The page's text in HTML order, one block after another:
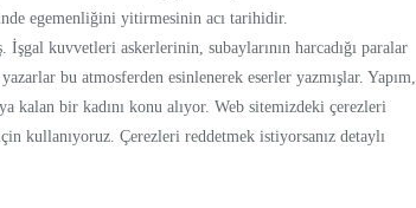
egemenliğini yitirmesinin acı tarihidir.
kuvvetleri askerlerinin, subaylarının harcadığı paralar
bu atmosferden esinlenerek eserler yazmışlar. Yapım,
kalan bir kadını konu alıyor. Web sitemizdeki çerezleri
kullanıyoruz. Çerezleri reddetmek istiyorsanız detaylı